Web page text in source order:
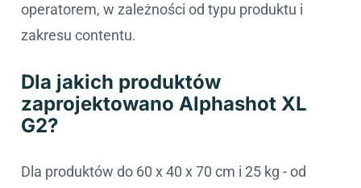
operatorem, w zależności od typu produktu i
zakresu contentu.
Dla jakich produktów
zaprojektowano Alphashot XL
G2?
Dla produktów do 60 x 40 x 70 cm i 25 kg - od